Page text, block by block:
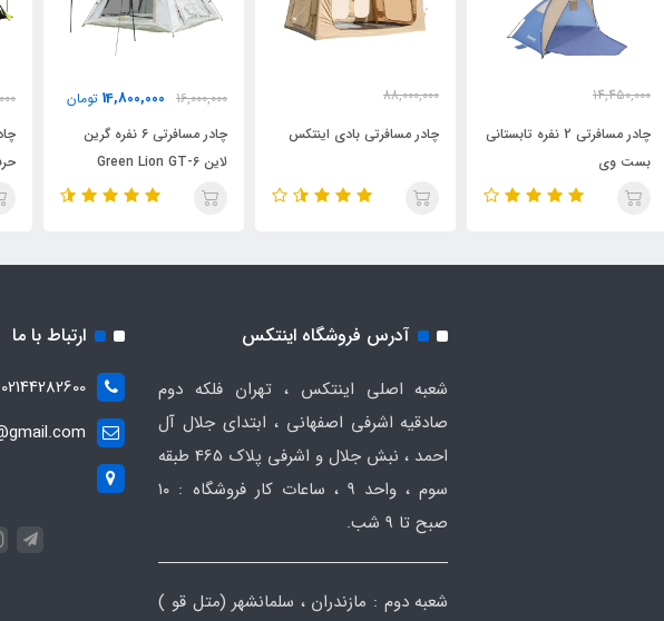
تومانچادر مسافرتی 2 نفره تابستانی
86,000,000 تومان
چادر مسافرتی بادی اینتکس
14,800,000
تومان
چادر مسافرتی ۶ نفره گرین
30,000,000
آدرس فروشگاه اینتکس
شعبه اصلی اینتکس ، تهران فلکه دوم
صادقیه اشرفی اصفهانی ، ابتدای جلال آل
احمد ، نبش جلال و اشرفی پلاک 465 طبقه
سوم ، واحد ۹ ، ساعات کار فروشگاه : ۱۰
صبح تا ۹ شب.
شعبه دوم : مازندران ، سلمانشهر (متل قو )
ارتباط با ما
02144282600